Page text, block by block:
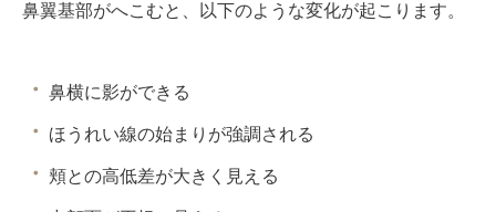
鼻翼基部がへこむと、以下のような変化が起こります。
鼻横に影ができる
ほうれい線の始まりが強調される
頬との高低差が大きく見える